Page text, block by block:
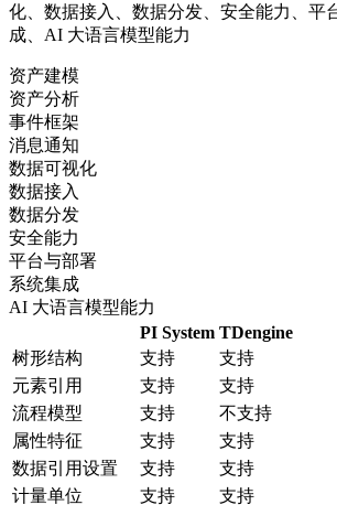
化、数据接入、数据分发、安全能力、平
成、AI 大语言模型能力
资产建模
资产分析
事件框架
消息通知
数据可视化
数据接入
数据分发
安全能力
平台与部署
系统集成
AI 大语言模型能力
PI System TDengine
树形结构
支持
支持
元素引用
支持
支持
流程模型
支持
不支持
属性特征
支持
支持
数据引用设置
支持
支持
计量单位
支持
支持